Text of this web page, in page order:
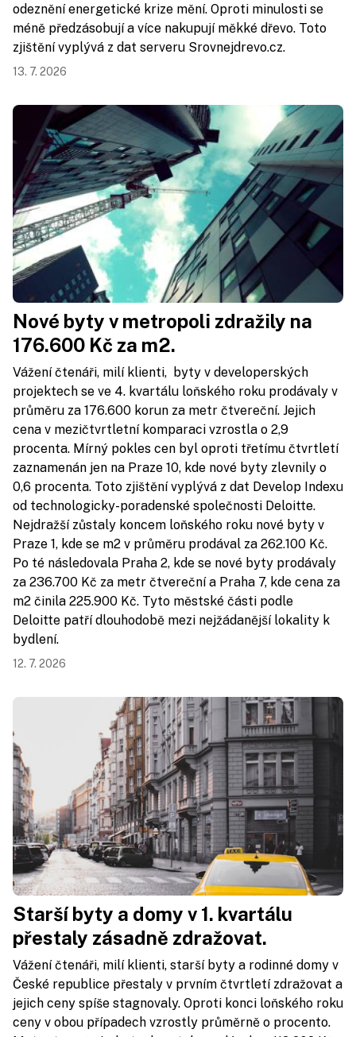
odeznění energetické krize mění. Oproti minulosti se
méně předzásobují a více nakupují měkké dřevo. Toto
zjištění vyplývá z dat serveru Srovnejdrevo.cz.
13. 7. 2026
Nové byty v metropoli zdražily na
176.600 Kč za m2.
Vážení čtenáři, milí klienti, byty v developerských
projektech se ve 4. kvartálu loňského roku prodávaly v
průměru za 176.600 korun za metr čtvereční. Jejich
cena v mezičtvrtletní komparaci vzrostla o 2,9
procenta. Mírný pokles cen byl oproti třetímu čtvrtletí
zaznamenán jen na Praze 10, kde nové byty zlevnily o
0,6 procenta. Toto zjištění vyplývá z dat Develop Indexu
od technologicky-poradenské společnosti Deloitte.
Nejdražší zůstaly koncem loňského roku nové byty v
Praze 1, kde se m2 v průměru prodával za 262.100 Kč.
Po té následovala Praha 2, kde se nové byty prodávaly
za 236.700 Kč za metr čtvereční a Praha 7, kde cena za
m2 činila 225.900 Kč. Tyto městské části podle
Deloitte patří dlouhodobě mezi nejžádanější lokality k
bydlení.
12. 7. 2026
Starší byty a domy v 1. kvartálu
přestaly zásadně zdražovat.
Vážení čtenáři, milí klienti, starší byty a rodinné domy v
České republice přestaly v prvním čtvrtletí zdražovat a
jejich ceny spíše stagnovaly. Oproti konci loňského roku
ceny v obou případech vzrostly průměrně o procento.